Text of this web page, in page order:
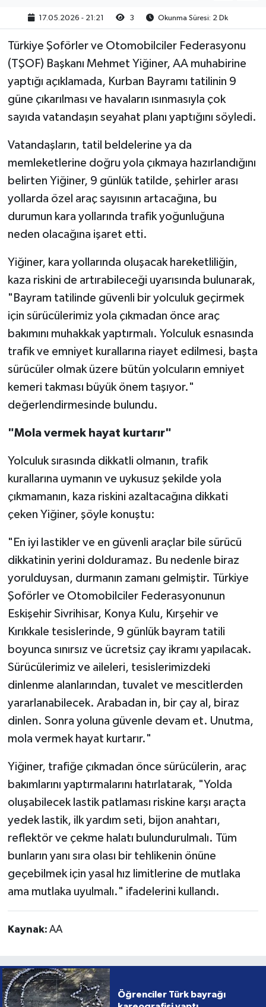
17.05.2026 - 21:21 3 Okunma Süresi: 2 Dk
Türkiye Şoförler ve Otomobilciler Federasyonu
(TŞOF) Başkanı Mehmet Yiğiner, AA muhabirine
yaptığı açıklamada, Kurban Bayramı tatilinin 9
güne çıkarılması ve havaların ısınmasıyla çok
sayıda vatandaşın seyahat planı yaptığını söyledi.
Vatandaşların, tatil beldelerine ya da
memleketlerine doğru yola çıkmaya hazırlandığını
belirten Yiğiner, 9 günlük tatilde, şehirler arası
yollarda özel araç sayısının artacağına, bu
durumun kara yollarında trafik yoğunluğuna
neden olacağına işaret etti.
Yiğiner, kara yollarında oluşacak hareketliliğin,
kaza riskini de artırabileceği uyarısında bulunarak,
"Bayram tatilinde güvenli bir yolculuk geçirmek
için sürücülerimiz yola çıkmadan önce araç
bakımını muhakkak yaptırmalı. Yolculuk esnasında
trafik ve emniyet kurallarına riayet edilmesi, başta
sürücüler olmak üzere bütün yolcuların emniyet
kemeri takması büyük önem taşıyor."
değerlendirmesinde bulundu.
"Mola vermek hayat kurtarır"
Yolculuk sırasında dikkatli olmanın, trafik
kurallarına uymanın ve uykusuz şekilde yola
çıkmamanın, kaza riskini azaltacağına dikkati
çeken Yiğiner, şöyle konuştu:
"En iyi lastikler ve en güvenli araçlar bile sürücü
dikkatinin yerini dolduramaz. Bu nedenle biraz
yorulduysan, durmanın zamanı gelmiştir. Türkiye
Şoförler ve Otomobilciler Federasyonunun
Eskişehir Sivrihisar, Konya Kulu, Kırşehir ve
Kırıkkale tesislerinde, 9 günlük bayram tatili
boyunca sınırsız ve ücretsiz çay ikramı yapılacak.
Sürücülerimiz ve aileleri, tesislerimizdeki
dinlenme alanlarından, tuvalet ve mescitlerden
yararlanabilecek. Arabadan in, bir çay al, biraz
dinlen. Sonra yoluna güvenle devam et. Unutma,
mola vermek hayat kurtarır."
Yiğiner, trafiğe çıkmadan önce sürücülerin, araç
bakımlarını yaptırmalarını hatırlatarak, "Yolda
oluşabilecek lastik patlaması riskine karşı araçta
yedek lastik, ilk yardım seti, bijon anahtarı,
reflektör ve çekme halatı bulundurulmalı. Tüm
bunların yanı sıra olası bir tehlikenin önüne
geçebilmek için yasal hız limitlerine de mutlaka
ama mutlaka uyulmalı." ifadelerini kullandı.
Kaynak: AA
Öğrenciler Türk bayrağı